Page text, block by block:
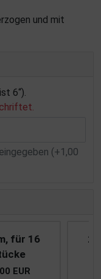
und mit
6“).
(+1,00
für 16
EUR